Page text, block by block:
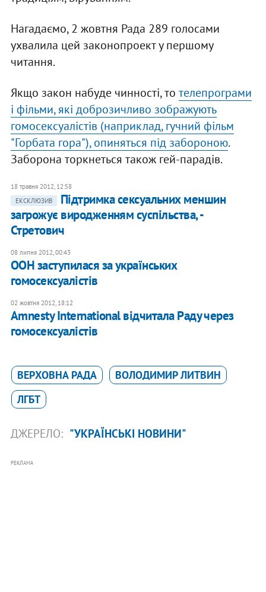
Нагадаємо, 2 жовтня Рада 289 голосами
ухвалила цей законопроект у першому
читання.
Якщо закон набуде чинності, то телепрограми
і фільми, які доброзичливо зображують
гомосексуалістів (наприклад, гучний фільм
"Горбата гора"), опиняться під забороною.
Заборона торкнеться також гей-парадів.
18 травня 2012, 12:58
ЕКСКЛЮЗИВ
Підтримка сексуальних меншин
загрожує виродженням суспільства, -
Стретович
08 липня 2012, 00:43
ООН заступилася за українських
гомосексуалістів
02 жовтня 2012, 18:12
Amnesty International відчитала Раду через
гомосексуалістів
ВЕРХОВНА РАДА
ВОЛОДИМИР ЛИТВИН
ЛГБТ
ДЖЕРЕЛО: "УКРАЇНСЬКІ НОВИНИ"
РЕКЛАМА